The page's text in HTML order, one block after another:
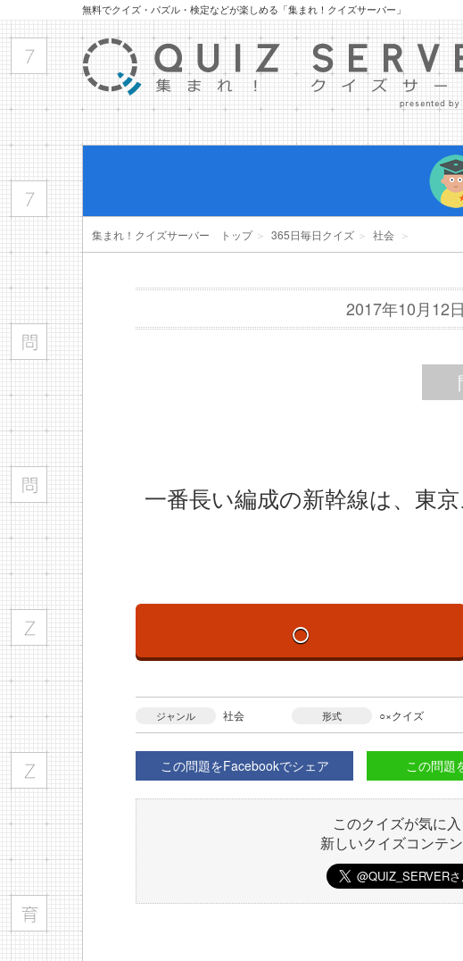
無料でクイズ・パズル・検定などが楽しめる「集まれ！クイズサーバー」
集まれ！クイズサーバー トップ＞ 365日毎日クイズ ＞ 社会 ＞
2017年10月12
一番長い編成の新幹線は、東
○
ジャンル 社会 形式 ○×クイズ
この問題をFacebookでシェア この問題
このクイズが気に
新しいクイズコンテ